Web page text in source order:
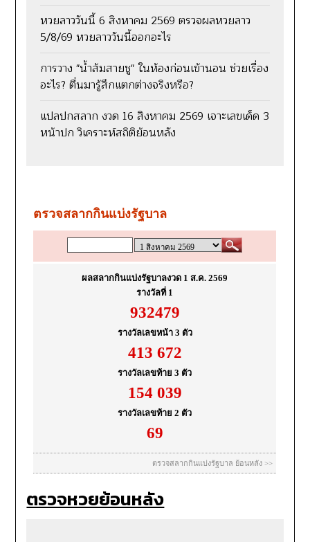
หวยลาววันนี้ 6 สิงหาคม 2569 ตรวจผลหวยลาว
5/8/69 หวยลาววันนี้ออกอะไร
การวาง "น้ำส้มสายชู" ในห้องก่อนเข้านอน ช่วยเรื่อง
อะไร? ตื่นมารู้สึกแตกต่างจริงหรือ?
แปลปกสลาก งวด 16 สิงหาคม 2569 เจาะเลขเด็ด 3
หน้าปก วิเคราะห์สถิติย้อนหลัง
ตรวจหวยย้อนหลัง